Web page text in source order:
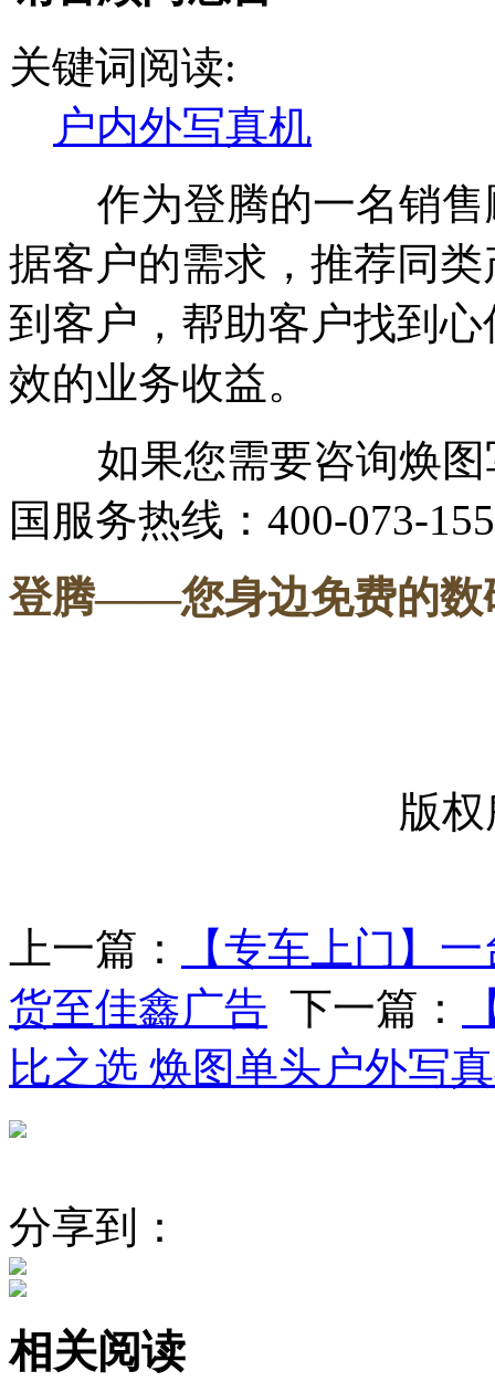
关键词阅读:
户内外写真机
作为登腾的一名销售
据客户的需求，推荐同
到客户，帮助客户找到
效的业务收益。
如果您需要咨询焕图
国服务热线：400-073-
登腾——您身边免费的数
版
上一篇：
【专车上门】
货至佳鑫广告 下一篇：
比之选 焕图单头户外写
分享到：
相关阅读